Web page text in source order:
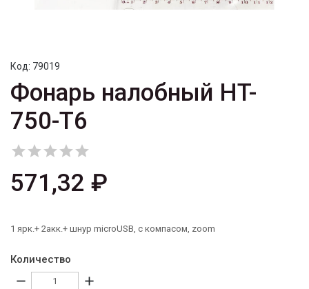
Код: 79019
Фонарь налобный HT-
750-T6

571,32 ₽
1 ярк.+ 2акк.+ шнур microUSB, с компасом, zoom
Количество
remove add